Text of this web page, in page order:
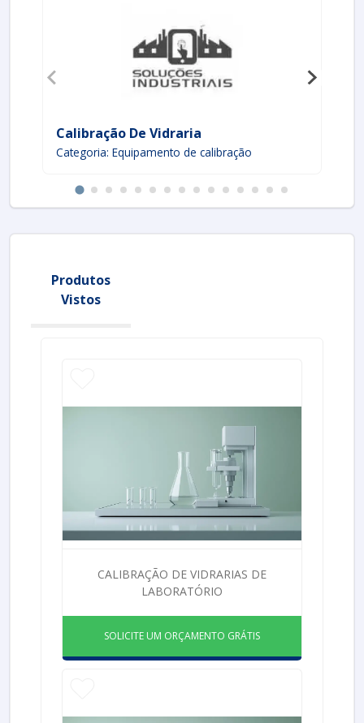
Calibração De Vidraria
Categoria: Equipamento de calibração
Produtos
Vistos
CALIBRAÇÃO DE VIDRARIAS DE
LABORATÓRIO
SOLICITE UM ORÇAMENTO GRÁTIS